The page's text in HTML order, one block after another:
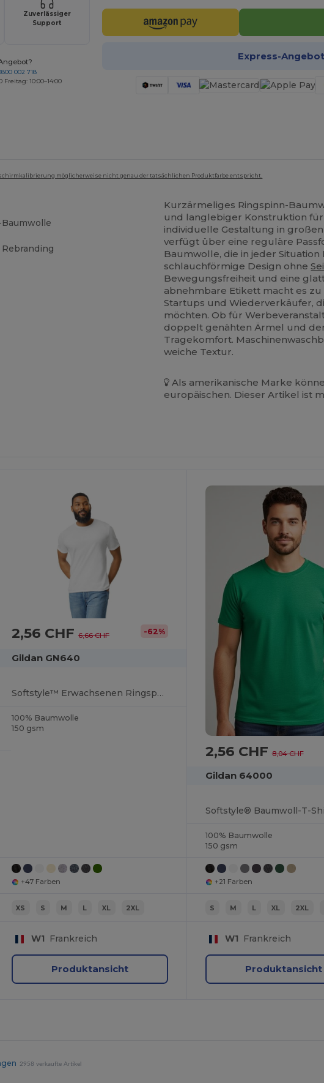
Zuverlässiger
Support
002 718
Freitag: 10:00–14:00
Express-
möglicherweise nicht genau der tatsächlichen Produktfarbe entspricht.
Kurzärmeliges Ringspinn-
und langlebiger Konstruktion
individuelle Gestaltung in
verfügt über eine reguläre
Baumwolle, die in jeder
schlauchförmige Design ohne
Bewegungsfreiheit und eine
abnehmbare Etikett macht es
Startups und Wiederverkäufer,
möchten. Ob für
doppelt genähten Ärmel und
Tragekomfort.
weiche Textur.
Als amerikanische Marke
europäischen. Dieser Artikel ist
2,56 CHF 6,66 CHF -62%
Gildan GN640
Softstyle™ Erwachsenen Ringspun T-Shirt
100% Baumwolle
150 gsm
+47 Farben
XS S M L XL 2XL
W1 Frankreich
Produktansicht
2,56 CHF8,04 CHF
Gildan 64000
100% Baumwolle
150 gsm
+21 Farben
S M L XL 2XL
W1 Frankreich
Produktansicht
2958 verkaufte Artikel